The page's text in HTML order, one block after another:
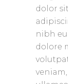
dolor
nibh
dolore